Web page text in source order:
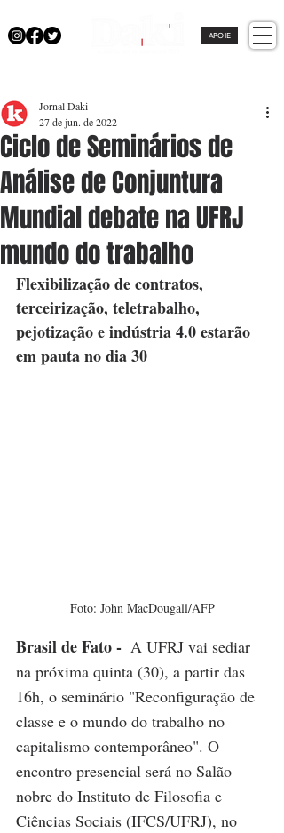
APOIE
Ciclo de Seminários de
Análise de Conjuntura
Mundial debate na UFRJ
mundo do trabalho
Jornal Daki
27 de jun. de 2022
Flexibilização de contratos,
terceirização, teletrabalho,
pejotização e indústria 4.0 estarão
em pauta no dia 30
Foto: John MacDougall/AFP
Brasil de Fato - A UFRJ vai sediar
na próxima quinta (30), a partir das
16h, o seminário "Reconfiguração de
classe e o mundo do trabalho no
capitalismo contemporâneo". O
encontro presencial será no Salão
nobre do Instituto de Filosofia e
Ciências Sociais (IFCS/UFRJ), no